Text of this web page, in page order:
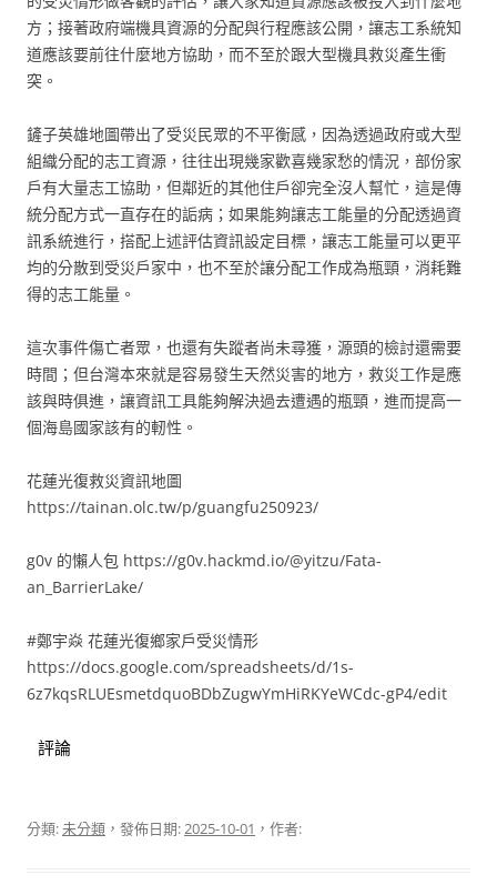
方；接著政府端機具資源的分配與行程應該公開，讓志工系統知
道應該要前往什麼地方協助，而不至於跟大型機具救災產生衝
突。
鏟子英雄地圖帶出了受災民眾的不平衡感，因為透過政府或大型
組織分配的志工資源，往往出現幾家歡喜幾家愁的情況，部份家
戶有大量志工協助，但鄰近的其他住戶卻完全沒人幫忙，這是傳
統分配方式一直存在的詬病；如果能夠讓志工能量的分配透過資
訊系統進行，搭配上述評估資訊設定目標，讓志工能量可以更平
均的分散到受災戶家中，也不至於讓分配工作成為瓶頸，消耗難
得的志工能量。
這次事件傷亡者眾，也還有失蹤者尚未尋獲，源頭的檢討還需要
時間；但台灣本來就是容易發生天然災害的地方，救災工作是應
該與時俱進，讓資訊工具能夠解決過去遭遇的瓶頸，進而提高一
個海島國家該有的軔性。
花蓮光復救災資訊地圖
https://tainan.olc.tw/p/guangfu250923/
g0v 的懶人包 https://g0v.hackmd.io/@yitzu/Fata-
an_BarrierLake/
#鄭宇焱 花蓮光復鄉家戶受災情形
https://docs.google.com/spreadsheets/d/1s-
6z7kqsRLUEsmetdquoBDbZugwYmHiRKYeWCdc-gP4/edit
評論
分類:未分類 ，發佈日期:2025-10-01 ，作者: